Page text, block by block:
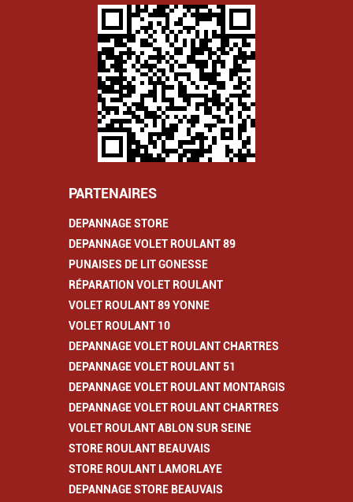
PARTENAIRES
DEPANNAGE STORE
DEPANNAGE VOLET ROULANT 89
PUNAISES DE LIT GONESSE
RÉPARATION VOLET ROULANT
VOLET ROULANT 89 YONNE
VOLET ROULANT 10
DEPANNAGE VOLET ROULANT CHARTRES
DEPANNAGE VOLET ROULANT 51
DEPANNAGE VOLET ROULANT MONTARGIS
DEPANNAGE VOLET ROULANT CHARTRES
VOLET ROULANT ABLON SUR SEINE
STORE ROULANT BEAUVAIS
STORE ROULANT LAMORLAYE
DEPANNAGE STORE BEAUVAIS